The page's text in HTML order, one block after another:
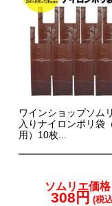
ワインショップソム
入りナイロンポリ袋
用）10枚...
ソムリエ価格
308円 (税